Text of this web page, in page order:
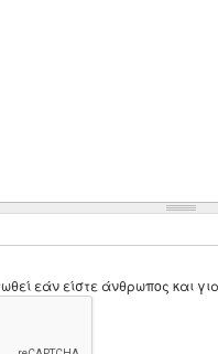
εάν είστε άνθρωπος και